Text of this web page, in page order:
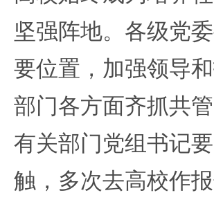
坚强阵地。各级党
要位置，加强领导
部门各方面齐抓共
有关部门党组书记
触，多次去高校作